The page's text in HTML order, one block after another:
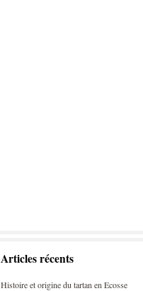
Articles récents
Histoire et origine du tartan en Ecosse